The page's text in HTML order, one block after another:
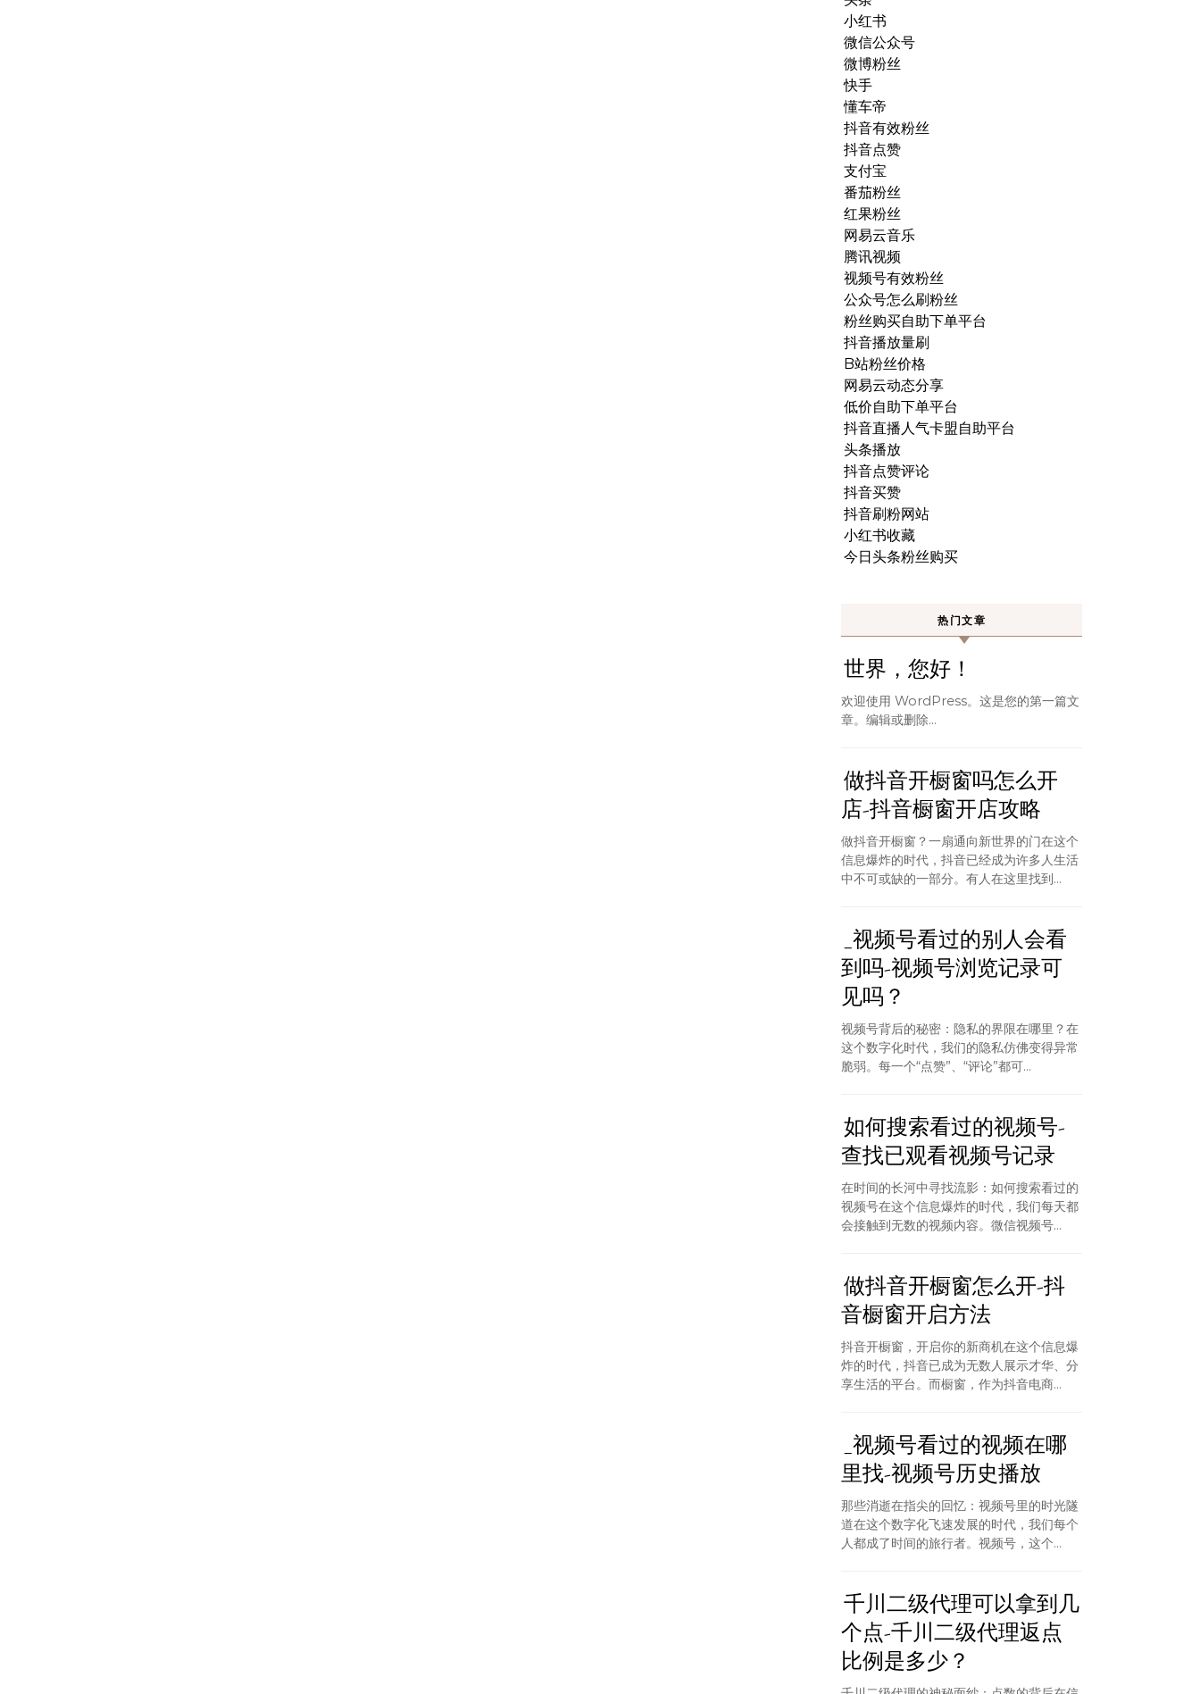
小红书
微信公众号
微博粉丝
快手
懂车帝
抖音有效粉丝
抖音点赞
支付宝
番茄粉丝
红果粉丝
网易云音乐
腾讯视频
视频号有效粉丝
公众号怎么刷粉丝
粉丝购买自助下单平台
抖音播放量刷
B站粉丝价格
网易云动态分享
低价自助下单平台
抖音直播人气卡盟自助平台
头条播放
抖音点赞评论
抖音买赞
抖音刷粉网站
小红书收藏
今日头条粉丝购买
热门文章
世界，您好！
欢迎使用 WordPress。这是您的第一篇文
章。编辑或删除…
做抖音开橱窗吗怎么开
店-抖音橱窗开店攻略
做抖音开橱窗？一扇通向新世界的门在这个
信息爆炸的时代，抖音已经成为许多人生活
中不可或缺的一部分。有人在这里找到...
_视频号看过的别人会看
到吗-视频号浏览记录可
见吗？
视频号背后的秘密：隐私的界限在哪里？在
这个数字化时代，我们的隐私仿佛变得异常
脆弱。每一个“点赞”、“评论”都可...
如何搜索看过的视频号-
查找已观看视频号记录
在时间的长河中寻找流影：如何搜索看过的
视频号在这个信息爆炸的时代，我们每天都
会接触到无数的视频内容。微信视频号...
做抖音开橱窗怎么开-抖
音橱窗开启方法
抖音开橱窗，开启你的新商机在这个信息爆
炸的时代，抖音已成为无数人展示才华、分
享生活的平台。而橱窗，作为抖音电商...
_视频号看过的视频在哪
里找-视频号历史播放
那些消逝在指尖的回忆：视频号里的时光隧
道在这个数字化飞速发展的时代，我们每个
人都成了时间的旅行者。视频号，这个...
千川二级代理可以拿到几
个点-千川二级代理返点
比例是多少？